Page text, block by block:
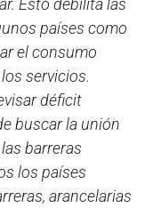
países como
el consumo
servicios.
déficit
buscar la unión
barreras
los países
arancelarias